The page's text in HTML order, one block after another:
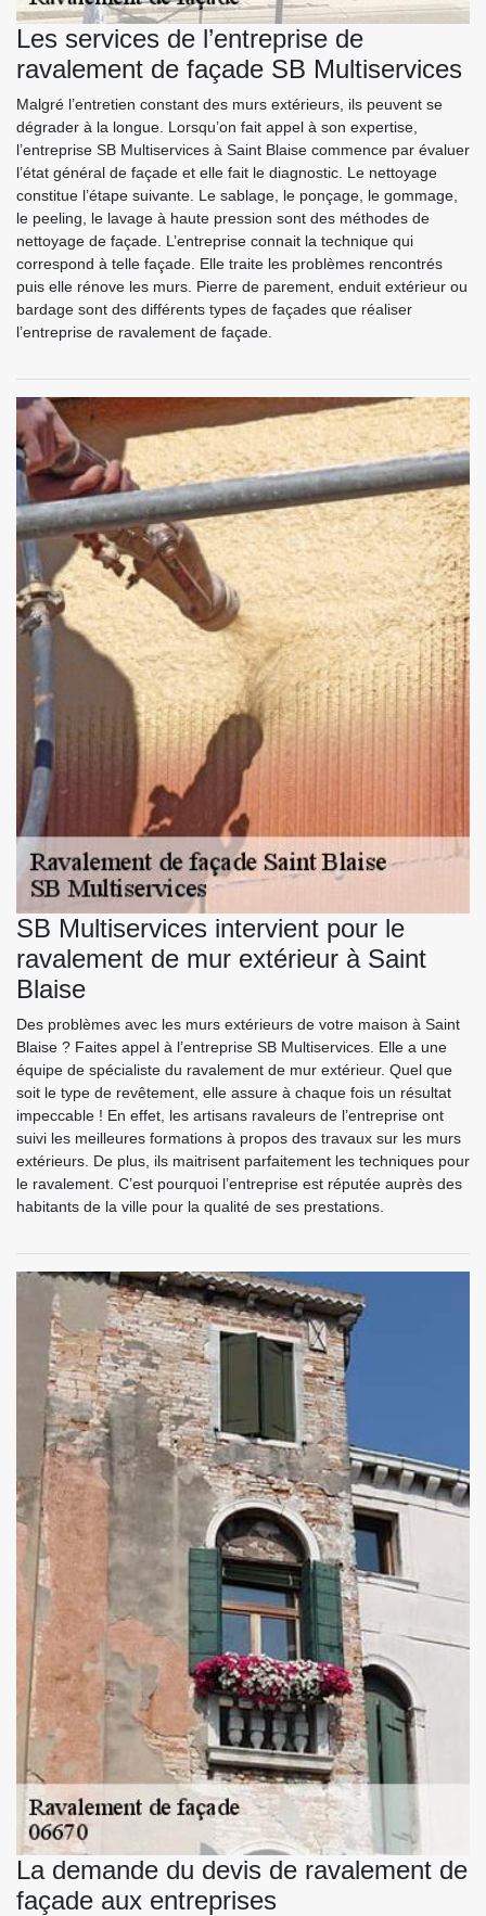
Les services de l’entreprise de
ravalement de façade SB Multiservices
Malgré l’entretien constant des murs extérieurs, ils peuvent se
dégrader à la longue. Lorsqu’on fait appel à son expertise,
l’entreprise SB Multiservices à Saint Blaise commence par évaluer
l’état général de façade et elle fait le diagnostic. Le nettoyage
constitue l’étape suivante. Le sablage, le ponçage, le gommage,
le peeling, le lavage à haute pression sont des méthodes de
nettoyage de façade. L’entreprise connait la technique qui
correspond à telle façade. Elle traite les problèmes rencontrés
puis elle rénove les murs. Pierre de parement, enduit extérieur ou
bardage sont des différents types de façades que réaliser
l’entreprise de ravalement de façade.
SB Multiservices intervient pour le
ravalement de mur extérieur à Saint
Blaise
Des problèmes avec les murs extérieurs de votre maison à Saint
Blaise ? Faites appel à l’entreprise SB Multiservices. Elle a une
équipe de spécialiste du ravalement de mur extérieur. Quel que
soit le type de revêtement, elle assure à chaque fois un résultat
impeccable ! En effet, les artisans ravaleurs de l’entreprise ont
suivi les meilleures formations à propos des travaux sur les murs
extérieurs. De plus, ils maitrisent parfaitement les techniques pour
le ravalement. C’est pourquoi l’entreprise est réputée auprès des
habitants de la ville pour la qualité de ses prestations.
La demande du devis de ravalement de
façade aux entreprises